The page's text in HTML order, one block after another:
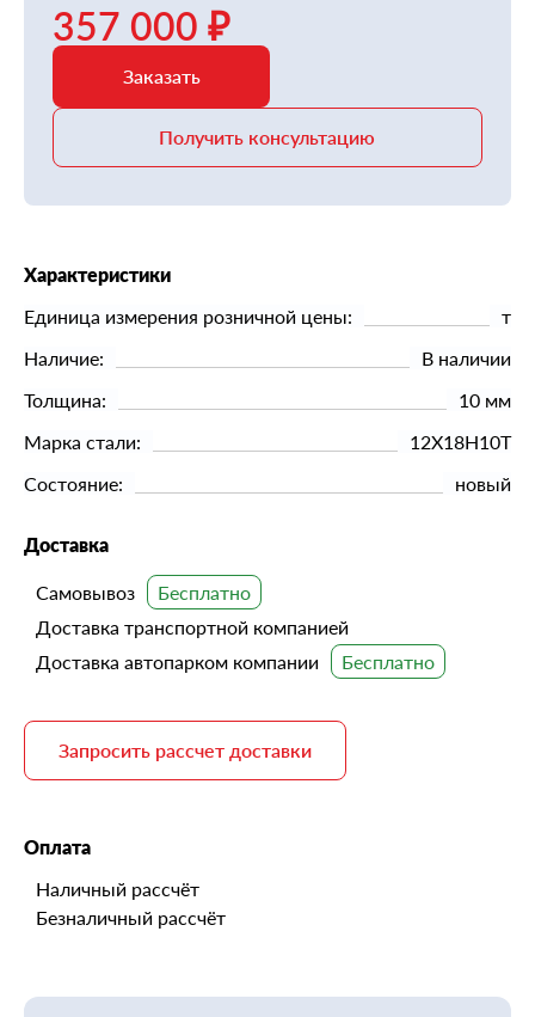
357 000 ₽
Заказать
Получить консультацию
Характеристики
Единица измерения розничной цены:
т
Наличие:
В наличии
Толщина:
10 мм
Марка стали:
12Х18Н10Т
Состояние:
новый
Доставка
Самовывоз
Доставка транспортной компанией
Доставка автопарком компании
Запросить рассчет доставки
Оплата
Наличный рассчёт
Безналичный рассчёт